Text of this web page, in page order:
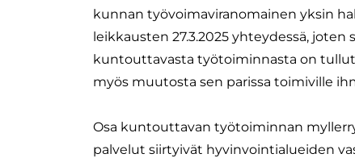
kunnan työvoimaviranomainen yksin
leikkausten 27.3.2025 yhteydessä,
kuntouttavasta työtoiminnasta on
myös muutosta sen parissa toimiville
Osa kuntouttavan työtoiminnan
palvelut siirtyivät hyvinvointialueiden